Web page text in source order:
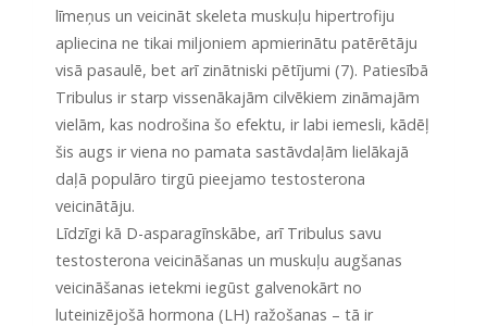
līmeņus un veicināt skeleta muskuļu hipertrofiju
apliecina ne tikai miljoniem apmierinātu patērētāju
visā pasaulē, bet arī zinātniski pētījumi (7). Patiesībā
Tribulus ir starp vissenākajām cilvēkiem zināmajām
vielām, kas nodrošina šo efektu, ir labi iemesli, kādēļ
šis augs ir viena no pamata sastāvdaļām lielākajā
daļā populāro tirgū pieejamo testosterona
veicinātāju.
Līdzīgi kā D-asparagīnskābe, arī Tribulus savu
testosterona veicināšanas un muskuļu augšanas
veicināšanas ietekmi iegūst galvenokārt no
luteinizējošā hormona (LH) ražošanas – tā ir